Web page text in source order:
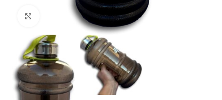
Щракнете за уголемяване